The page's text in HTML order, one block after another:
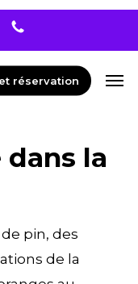
réservation
la
pin, des
de la
Menu